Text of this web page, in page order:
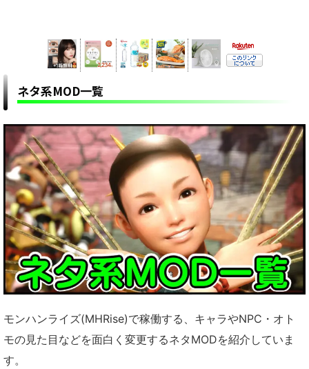
ネタ系MOD一覧
モンハンライズ(MHRise)で稼働する、キャラやNPC・オト
モの見た目などを面白く変更するネタMODを紹介していま
す。